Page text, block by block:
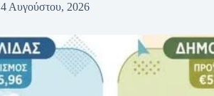
4 Αυγούστου, 2026